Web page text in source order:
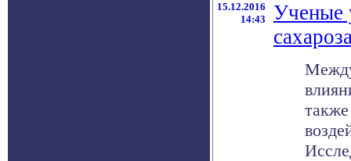
15.12.2016
14:43
Ученые